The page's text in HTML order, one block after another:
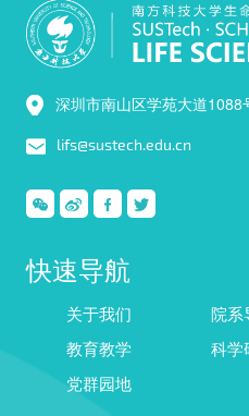
深圳市南山区学苑大道
lifs@sustech.edu.cn
快速导航
关于我们 院系
教育教学
科学
党群园地